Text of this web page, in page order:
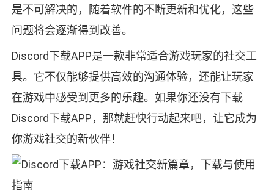
是不可解决的，随着软件的不断更新和优化，这些
问题将会逐渐得到改善。
Discord下载APP是一款非常适合游戏玩家的社交工
具。它不仅能够提供高效的沟通体验，还能让玩家
在游戏中感受到更多的乐趣。如果你还没有下载
Discord下载APP，那就赶快行动起来吧，让它成为
你游戏社交的新伙伴！